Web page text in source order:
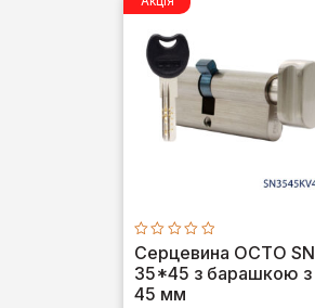
Оцінено
в
0
з
5
Серцевина OCTO SN
35*45 з барашкою з
45 мм